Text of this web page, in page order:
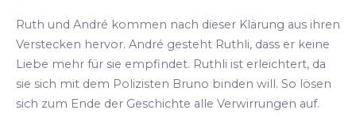
Ruth und André kommen nach dieser Klärung aus ihren
Verstecken hervor. André gesteht Ruthli, dass er keine
Liebe mehr für sie empfindet. Ruthli ist erleichtert, da
sie sich mit dem Polizisten Bruno binden will. So lösen
sich zum Ende der Geschichte alle Verwirrungen auf.